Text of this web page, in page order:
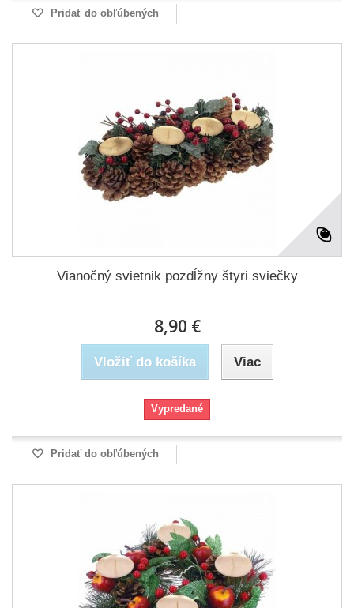
Pridať do obľúbených
Vianočný svietnik pozdĺžny štyri sviečky
8,90 €
Vložiť do košíka Viac
Vypredané
Pridať do obľúbených